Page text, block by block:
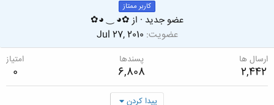
کاربر ممتاز
عضو جدید · از ✿◕ ‿ ◕✿
عضویت Jul 27, 2010
ارسال ها
2,442
پسندها
6,808
امتیاز
0
پیدا کردن